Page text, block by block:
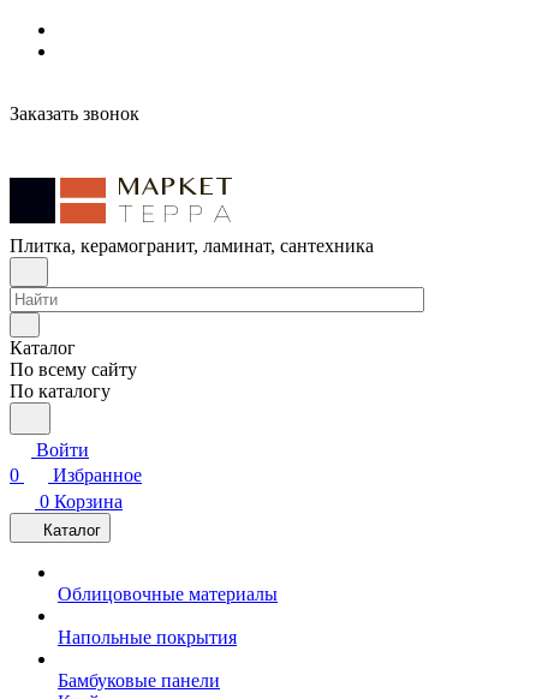
Заказать звонок
Плитка, керамогранит, ламинат, сантехника
Каталог
По всему сайту
По каталогу
Войти
0
Избранное
0 Корзина
Каталог
Облицовочные материалы
Напольные покрытия
Бамбуковые панели